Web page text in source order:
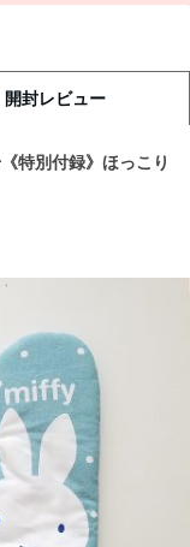
開封レビュー
特別付録》ほっこり